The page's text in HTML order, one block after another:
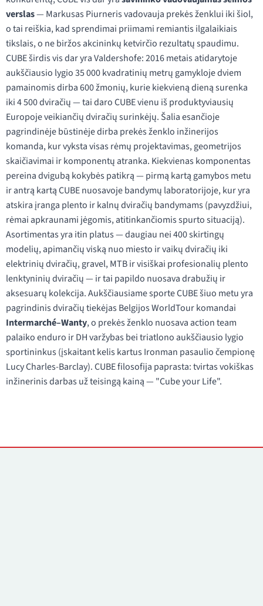
verslas— Markusas Piurneris vadovauja prekės ženklui iki šiol,
o tai reiškia, kad sprendimai priimami remiantis ilgalaikiais
tikslais, o ne biržos akcininkų ketvirčio rezultatų spaudimu.
CUBE širdis vis dar yra Valdershofe: 2016 metais atidarytoje
aukščiausio lygio 35 000 kvadratinių metrų gamykloje dviem
pamainomis dirba 600 žmonių, kurie kiekvieną dieną surenka
iki 4 500 dviračių — tai daro CUBE vienu iš produktyviausių
Europoje veikiančių dviračių surinkėjų. Šalia esančioje
pagrindinėje būstinėje dirba prekės ženklo inžinerijos
komanda, kur vyksta visas rėmų projektavimas, geometrijos
skaičiavimai ir komponentų atranka. Kiekvienas komponentas
pereina dvigubą kokybės patikrą — pirmą kartą gamybos metu
ir antrą kartą CUBE nuosavoje bandymų laboratorijoje, kur yra
atskira įranga plento ir kalnų dviračių bandymams (pavyzdžiui,
rėmai apkraunami jėgomis, atitinkančiomis spurto situaciją).
Asortimentas yra itin platus — daugiau nei 400 skirtingų
modelių, apimančių viską nuo miesto ir vaikų dviračių iki
elektrinių dviračių, gravel, MTB ir visiškai profesionalių plento
lenktyninių dviračių — ir tai papildo nuosava drabužių ir
aksesuarų kolekcija. Aukščiausiame sporte CUBE šiuo metu yra
pagrindinis dviračių tiekėjas Belgijos WorldTour komandai
Intermarché–Wanty, o prekės ženklo nuosava action team
palaiko enduro ir DH varžybas bei triatlono aukščiausio lygio
sportininkus (įskaitant kelis kartus Ironman pasaulio čempionę
Lucy Charles-Barclay). CUBE filosofija paprasta: tvirtas vokiškas
inžinerinis darbas už teisingą kainą — "Cube your Life".